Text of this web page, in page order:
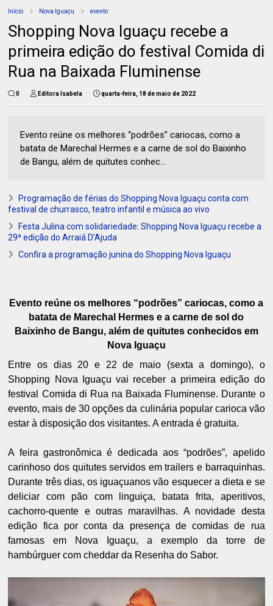
Início Nova Iguaçu evento
Shopping Nova Iguaçu recebe a
primeira edição do festival Comida di
Rua na Baixada Fluminense
0 Editora Isabela quarta-feira, 18 de maio de 2022
Evento reúne os melhores “podrões” cariocas, como a
batata de Marechal Hermes e a carne de sol do Baixinho
de Bangu, além de quitutes conhec...
Programação de férias do Shopping Nova Iguaçu conta com
festival de churrasco, teatro infantil e música ao vivo
Festa Julina com solidariedade: Shopping Nova Iguaçu recebe a
29ª edição do Arraiá D’Ajuda
Confira a programação junina do Shopping Nova Iguaçu
Evento reúne os melhores “podrões” cariocas, como a
batata de Marechal Hermes e a carne de sol do
Baixinho de Bangu, além de quitutes conhecidos em
Nova Iguaçu
Entre os dias 20 e 22 de maio (sexta a domingo), o
Shopping Nova Iguaçu vai receber a primeira edição do
festival Comida di Rua na Baixada Fluminense. Durante o
evento, mais de 30 opções da culinária popular carioca vão
estar à disposição dos visitantes. A entrada é gratuita.
A feira gastronômica é dedicada aos “podrões”, apelido
carinhoso dos quitutes servidos em trailers e barraquinhas.
Durante três dias, os iguaçuanos vão esquecer a dieta e se
deliciar com pão com linguiça, batata frita, aperitivos,
cachorro-quente e outras maravilhas. A novidade desta
edição fica por conta da presença de comidas de rua
famosas em Nova Iguaçu, a exemplo da torre de
hambúrguer com cheddar da Resenha do Sabor.